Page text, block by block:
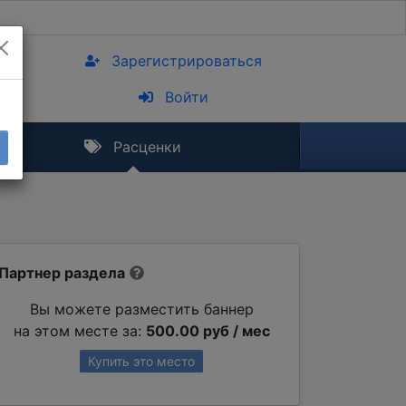
Зарегистрироваться
Войти
Расценки
Партнер раздела
Вы можете разместить баннер
на этом месте за: 500.00 руб / мес
Купить это место